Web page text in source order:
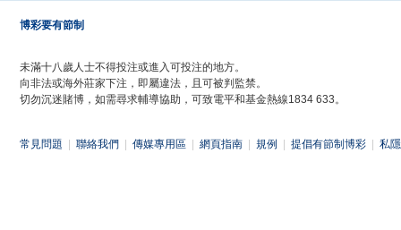
博彩要有節制
未滿十八歲人士不得投注或進入可投注的地方。
向非法或海外莊家下注，即屬違法，且可被判監禁。
切勿沉迷賭博，如需尋求輔導協助，可致電平和基金熱線1834 633。
常見問題 聯絡我們 傳媒專用區 網頁指南 規例 提倡有節制博彩 私